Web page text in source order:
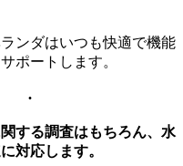
ンダはいつも快適で機能
ポートします。
する調査はもちろん、水
対応します。